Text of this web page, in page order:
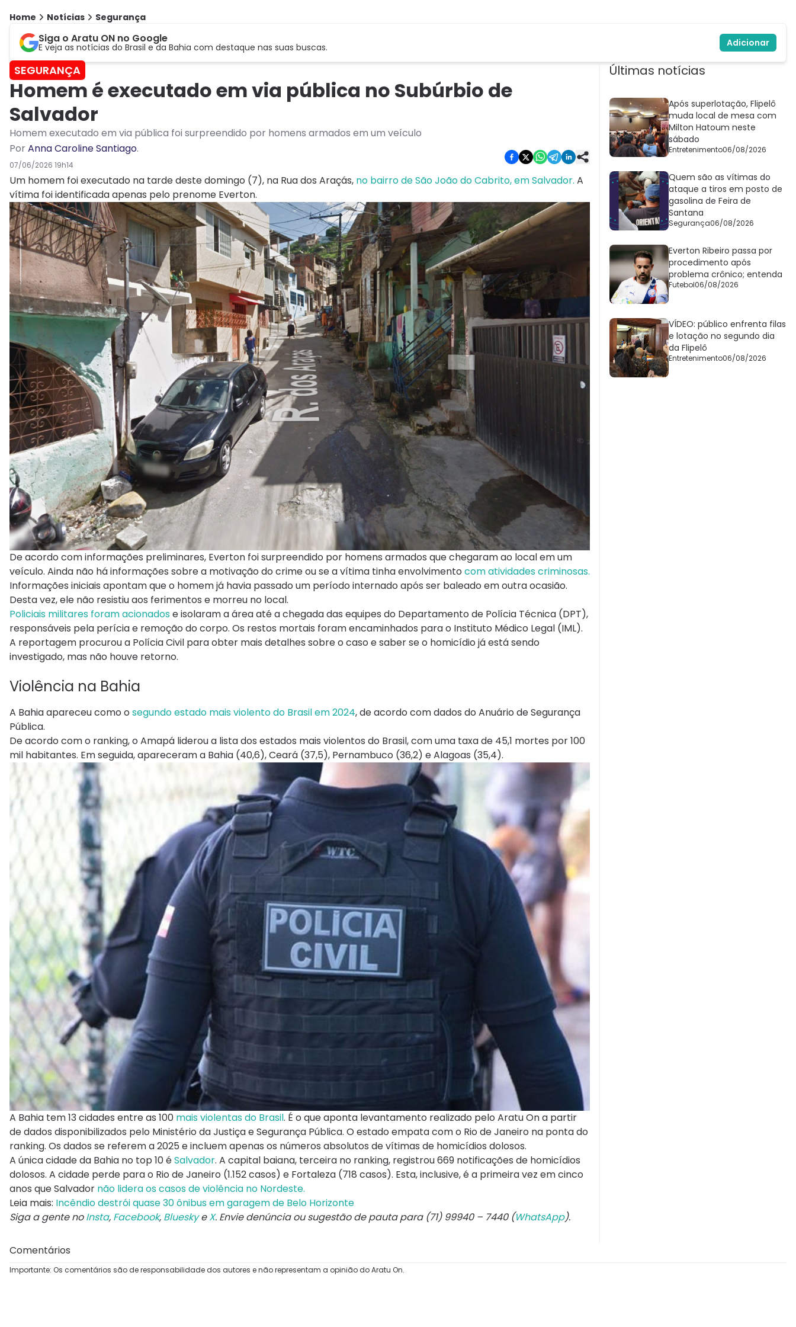
Home Notícias Segurança
Siga o Aratu ON no Google
E veja as notícias do Brasil e da Bahia com destaque nas suas buscas. Adicionar
SEGURANÇA
Homem é executado em via pública no Subúrbio de
Salvador
Homem executado em via pública foi surpreendido por homens armados em um veículo
PorAnna Caroline Santiago.
07/06/2026 19h14
Um homem foi executado na tarde deste domingo (7), na Rua dos Araçás, no bairro de São João do Cabrito, em Salvador. A
vítima foi identificada apenas pelo prenome Everton.
De acordo com informações preliminares, Everton foi surpreendido por homens armados que chegaram ao local em um
veículo. Ainda não há informações sobre a motivação do crime ou se a vítima tinha envolvimento com atividades criminosas.
Informações iniciais apontam que o homem já havia passado um período internado após ser baleado em outra ocasião.
Desta vez, ele não resistiu aos ferimentos e morreu no local.
Policiais militares foram acionadose isolaram a área até a chegada das equipes do Departamento de Polícia Técnica (DPT),
responsáveis pela perícia e remoção do corpo. Os restos mortais foram encaminhados para o Instituto Médico Legal (IML).
A reportagem procurou a Polícia Civil para obter mais detalhes sobre o caso e saber se o homicídio já está sendo
investigado, mas não houve retorno.
Violência na Bahia
A Bahia apareceu como o segundo estado mais violento do Brasil em 2024, de acordo com dados do Anuário de Segurança
Pública.
De acordo com o ranking, o Amapá liderou a lista dos estados mais violentos do Brasil, com uma taxa de 45,1 mortes por 100
mil habitantes. Em seguida, apareceram a Bahia (40,6), Ceará (37,5), Pernambuco (36,2) e Alagoas (35,4).
A Bahia tem 13 cidades entre as 100 mais violentas do Brasil. É o que aponta levantamento realizado pelo Aratu On a partir
de dados disponibilizados pelo Ministério da Justiça e Segurança Pública. O estado empata com o Rio de Janeiro na ponta do
ranking. Os dados se referem a 2025 e incluem apenas os números absolutos de vítimas de homicídios dolosos.
A única cidade da Bahia no top 10 éSalvador. A capital baiana, terceira no ranking, registrou 669 notificações de homicídios
dolosos. A cidade perde para o Rio de Janeiro (1.152 casos) e Fortaleza (718 casos). Esta, inclusive, é a primeira vez em cinco
anos que Salvador não lidera os casos de violência no Nordeste.
Leia mais: Incêndio destrói quase 30 ônibus em garagem de Belo Horizonte
Siga a gente noInsta, Facebook, BlueskyeX. Envie denúncia ou sugestão de pauta para (71) 99940 – 7440 (WhatsApp).
Últimas notícias
Após superlotação, Flipelô
muda local de mesa com
Milton Hatoum neste
sábado
Entretenimento06/08/2026
Quem são as vítimas do
ataque a tiros em posto de
gasolina de Feira de
Santana
Segurança06/08/2026
Everton Ribeiro passa por
procedimento após
problema crônico; entenda
Futebol06/08/2026
VÍDEO: público enfrenta filas
e lotação no segundo dia
da Flipelô
Entretenimento06/08/2026
Comentários
Importante: Os comentários são de responsabilidade dos autores e não representam a opinião do Aratu On.